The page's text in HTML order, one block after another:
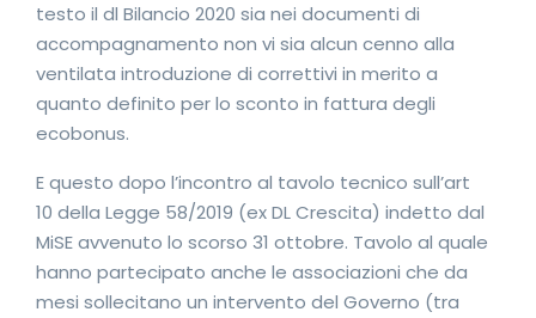
testo il dl Bilancio 2020 sia nei documenti di
accompagnamento non vi sia alcun cenno alla
ventilata introduzione di correttivi in merito a
quanto definito per lo sconto in fattura degli
ecobonus.
E questo dopo l’incontro al tavolo tecnico sull’art
10 della Legge 58/2019 (ex DL Crescita) indetto dal
MiSE avvenuto lo scorso 31 ottobre. Tavolo al quale
hanno partecipato anche le associazioni che da
mesi sollecitano un intervento del Governo (tra